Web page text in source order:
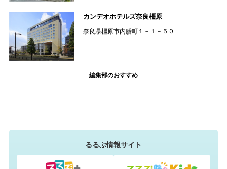
カンデオホテルズ奈良橿原
奈良県橿原市内膳町１－１－５０
編集部のおすすめ
るるぶ情報サイト